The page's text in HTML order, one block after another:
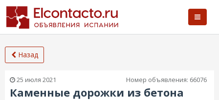
Назад
25 июля 2021 Номер объявления: 66076
Каменные дорожки из бетона